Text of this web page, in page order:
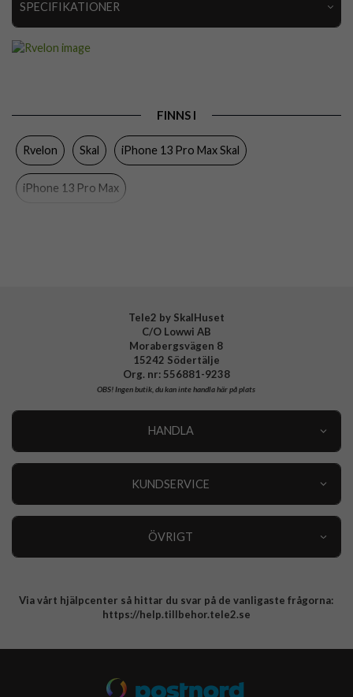
SPECIFIKATIONER
Färg
FINNS I
Rvelon Skal iPhone 13 Pro Max Skal
iPhone 13 Pro Max
Tele2 by SkalHuset
C/O Lowwi AB
Morabergsvägen 8
15242 Södertälje
Org. nr: 556881-9238
OBS!Ingen butik, du kan inte handla här på plats
HANDLA
KUNDSERVICE
ÖVRIGT
Integritetspolicy
Via vårt hjälpcenter så hittar du svar på de vanligaste frågorna:
https://help.tillbehor.tele2.se